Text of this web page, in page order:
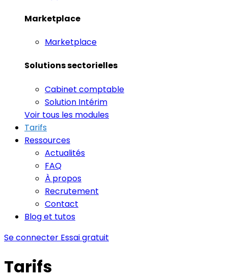
Marketplace
Marketplace
Solutions sectorielles
Cabinet comptable
Solution Intérim
Voir tous les modules
Tarifs
Ressources
Actualités
FAQ
À propos
Recrutement
Contact
Blog et tutos
Se connecter Essai gratuit
Tarifs